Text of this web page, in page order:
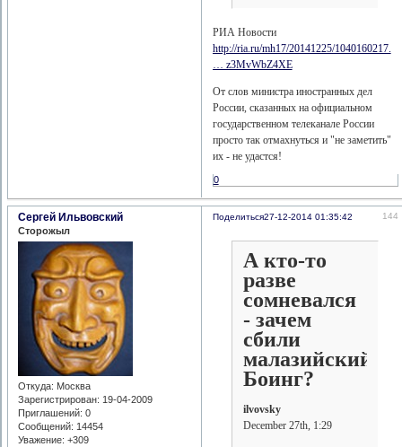
РИА Новости
http://ria.ru/mh17/20141225/1040160217.
… z3MvWbZ4XE
От слов министра иностранных дел
России, сказанных на официальном
государственном телеканале России
просто так отмахнуться и "не заметить"
их - не удастся!
0
Поделиться 144
27-12-2014 01:35:42
Сергей Ильвовский
Сторожыл
Откуда: Москва
Зарегистрирован: 19-04-2009
Приглашений: 0
Сообщений: 14454
Уважение: +309
А кто-то
разве
сомневался
- зачем
сбили
малазийский
Боинг?
ilvovsky
December 27th, 1:29